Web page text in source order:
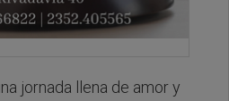
jornada llena de amor y